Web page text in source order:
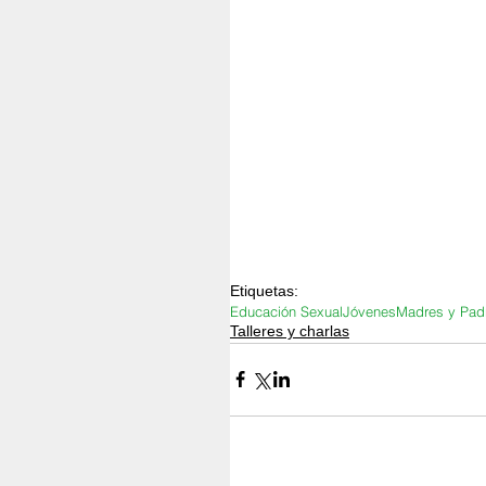
Etiquetas:
Educación SexualJóvenesMadres y
Talleres y charlas